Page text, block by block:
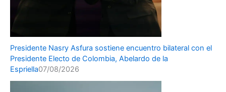
Presidente Nasry Asfura sostiene encuentro bilateral con el
Presidente Electo de Colombia, Abelardo de la
Espriella07/08/2026